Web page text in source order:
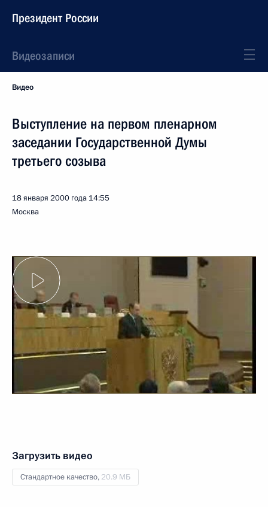
Президент России
Видеозаписи
Видео
Выступление на первом пленарном
заседании Государственной Думы
третьего созыва
18 января 2000 года 14:55
Москва
Загрузить видео
Стандартное качество, 20.9 МБ